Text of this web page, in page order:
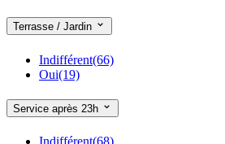
Terrasse / Jardin
Indifférent(66)
Oui(19)
Service après 23h